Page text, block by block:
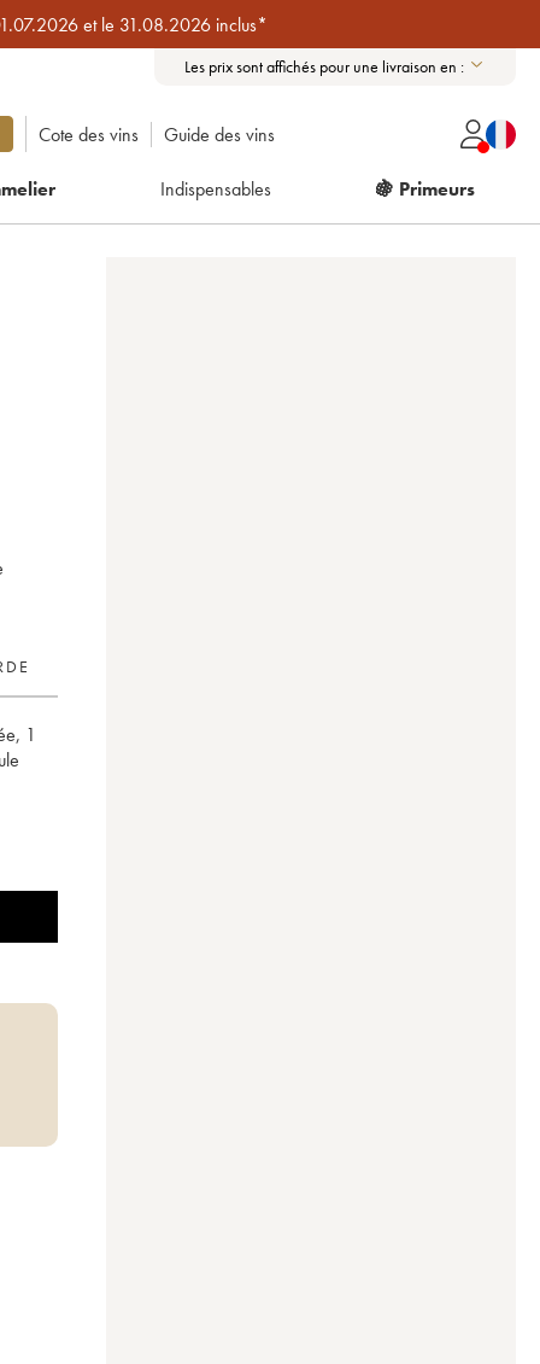
et le 31.08.2026 inclus*
Les prix sont affichés pour une livraison en :
Cote des vins Guide des vins
Indispensables 🍇 Primeurs
, 1